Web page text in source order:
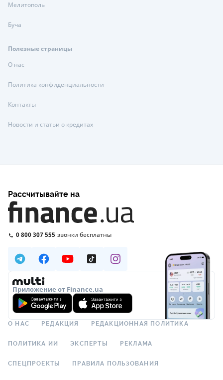
Мелитополь
Буча
Полезные страницы
О нас
Политика конфиденциальности
Контакты
Новости и статьи о кредитах
Рассчитывайте на
0 800 307 555 звонки бесплатны
Приложение от Finance.ua
О НАС РЕДАКЦИЯ РЕДАКЦИОННАЯ ПОЛИТИКА
ПОЛИТИКА ИИ ЭКСПЕРТЫ РЕКЛАМА
СПЕЦПРОЕКТЫ ПРАВИЛА ПОЛЬЗОВАНИЯ